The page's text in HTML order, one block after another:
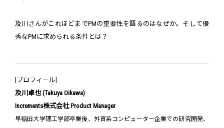
及川さんがこれほどまでPMの重要性を語るのはなぜか。そして優
秀なPMに求められる条件とは？
[プロフィール]
及川卓也 (Takuya Oikawa)
Increments株式会社 Product Manager
早稲田大学理工学部卒業後、外資系コンピューター企業での研究開発、